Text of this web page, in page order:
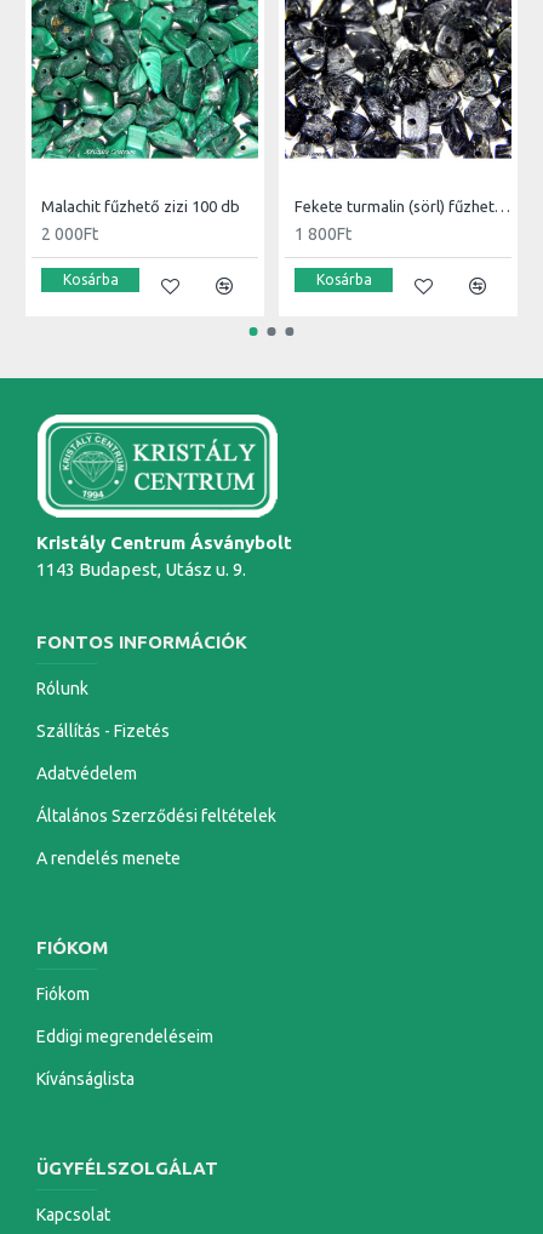
Malachit fűzhető zizi 100 db
2 000Ft
Kosárba
Fekete turmalin (sörl) fűzhető zizi 100 db
1 800Ft
Kosárba
Kristály Centrum Ásványbolt
1143 Budapest, Utász u. 9.
FONTOS INFORMÁCIÓK
Rólunk
Szállítás - Fizetés
Adatvédelem
Általános Szerződési feltételek
A rendelés menete
FIÓKOM
Fiókom
Eddigi megrendeléseim
Kívánságlista
ÜGYFÉLSZOLGÁLAT
Kapcsolat